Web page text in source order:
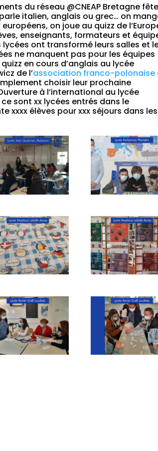
du réseau @CNEAP Bretagne
italien, anglais ou grec… on
on joue au quizz de
enseignants, formateurs et
ont transformé leurs salles et
ne manquent pas pour les équipes
en cours d’anglais au lycée
de l’association franco-polonaise
choisir leur prochaine
à l’international au lycée
ce sont xx lycées entrés dans le
xxxx élèves pour xxx séjours dans les